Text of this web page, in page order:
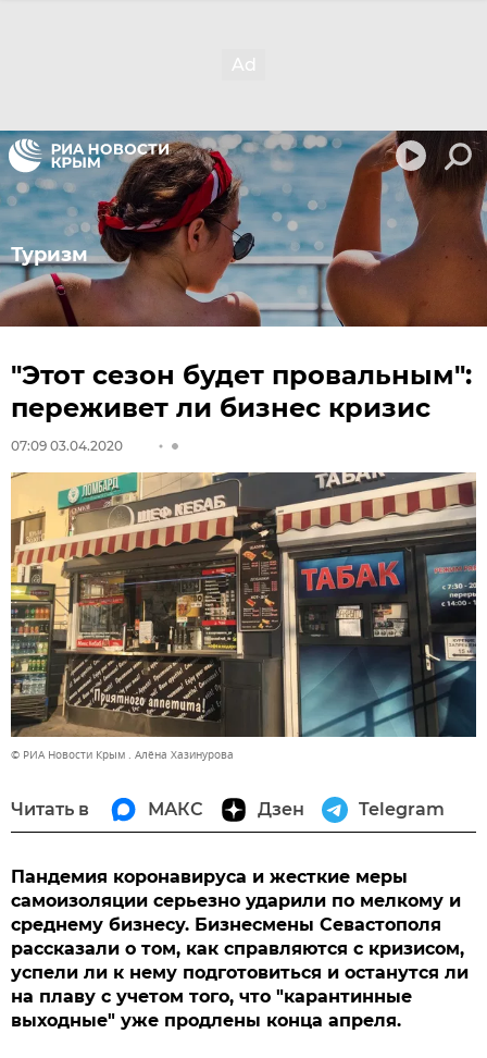
Туризм
"Этот сезон будет провальным":
переживет ли бизнес кризис
07:09 03.04.2020
© РИА Новости Крым . Алёна Хазинурова
Читать в МАКС Дзен Telegram
Пандемия коронавируса и жесткие меры
самоизоляции серьезно ударили по мелкому и
среднему бизнесу. Бизнесмены Севастополя
рассказали о том, как справляются с кризисом,
успели ли к нему подготовиться и останутся ли
на плаву с учетом того, что "карантинные
выходные" уже продлены конца апреля.